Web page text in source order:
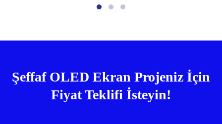
Şeffaf OLED Ekran Projeniz İçin
Fiyat Teklifi İsteyin!